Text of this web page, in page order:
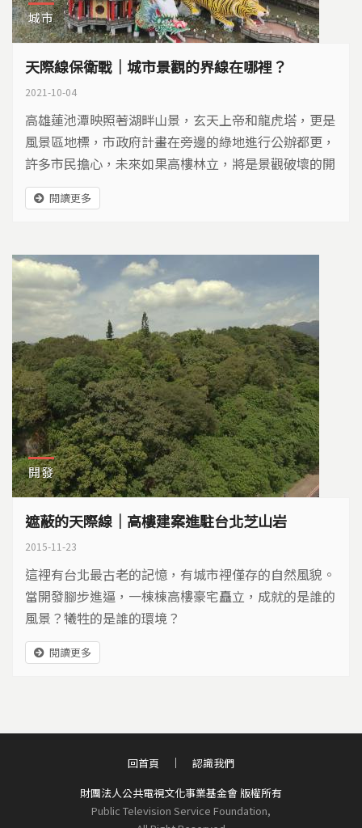
城市
天際線保衛戰｜城市景觀的界線在哪裡？
2021-10-04
高雄蓮池潭映照著湖畔山景，玄天上帝和龍虎塔，更是
風景區地標，市政府計畫在旁邊的綠地進行公辦都更，
許多市民擔心，未來如果高樓林立，將是景觀破壞的開
始。無獨有偶，台北萬華龍山寺後方，也有建商正著手
進行31層的高樓建案。當各種開發進駐風景區或古蹟
閱讀更多
開發
遮蔽的天際線｜高樓建案進駐台北芝山岩
2015-11-23
這裡有台北最古老的記憶，有城市裡僅存的自然風貌。
當開發腳步進逼，一棟棟高樓豪宅矗立，成就的是誰的
風景？犧牲的是誰的環境？
閱讀更多
財團法人公共電視文化事業基金會 版權所有
Public Television Service Foundation,
回首頁 認識我們